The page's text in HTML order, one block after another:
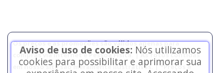
Os preços e as promoções são válidos apenas para
compras via internet e Pessoa Física. | As fotos contidas
em nosso site são meramente ilustrativas. | *Preços e
Aviso de uso de cookies: Nós utilizamos
cookies para possibilitar e aprimorar sua